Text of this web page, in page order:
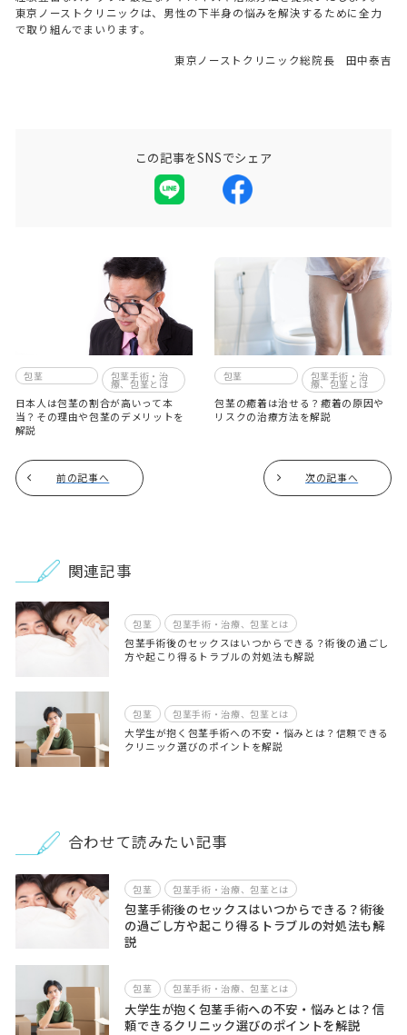
東京ノーストクリニックは、男性の下半身の悩みを解決するために全力
で取り組んでまいります。
東京ノーストクリニック総院長 田中泰吉
この記事をSNSでシェア
包茎 包茎手術・治
療、包茎とは
日本人は包茎の割合が高いって本
当？その理由や包茎のデメリットを
解説
包茎 包茎手術・治
療、包茎とは
包茎の癒着は治せる？癒着の原因や
リスクの治療方法を解説
前の記事へ 次の記事へ
関連記事
包茎 包茎手術・治療、包茎とは
包茎手術後のセックスはいつからできる？術後の過ごし
方や起こり得るトラブルの対処法も解説
包茎 包茎手術・治療、包茎とは
大学生が抱く包茎手術への不安・悩みとは？信頼できる
クリニック選びのポイントを解説
合わせて読みたい記事
包茎 包茎手術・治療、包茎とは
包茎手術後のセックスはいつからできる？術後
の過ごし方や起こり得るトラブルの対処法も解
説
包茎 包茎手術・治療、包茎とは
大学生が抱く包茎手術への不安・悩みとは？信
頼できるクリニック選びのポイントを解説